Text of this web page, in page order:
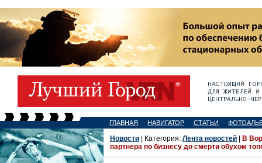
ГЛАВНАЯ НАВИГАТОР СТАТЬИ
Новости | Категория: Лента новостей
В
партнера по бизнесу до смерти обухом